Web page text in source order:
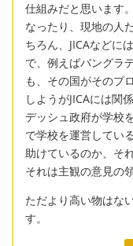
仕組みだと思います
なったり、現地の人
ちろん、JICAなどに
で、例えばバングラ
も、その国がそのプ
しようがJICAには関
デッシュ政府が学校
で学校を運営してい
助けているのか、そ
それは主観の意見の
ただより高い物はな
す。